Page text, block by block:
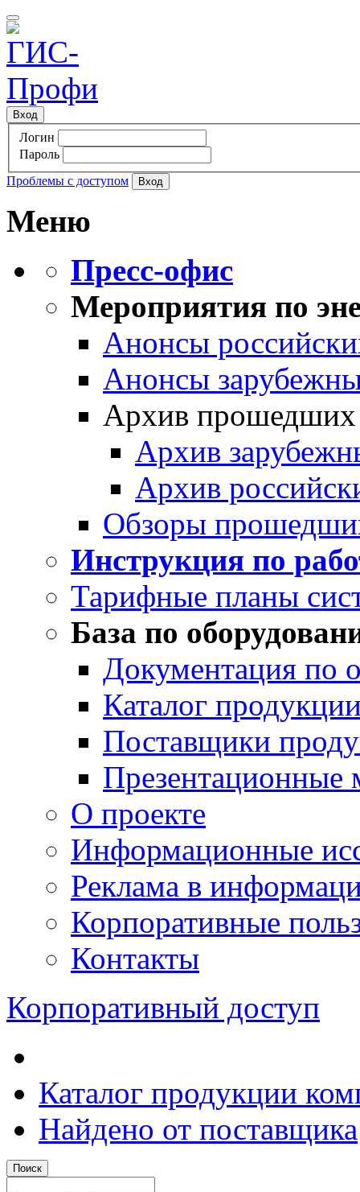
Вход
Логин
Пароль
Проблемы с доступом
Меню
Пресс-офис
Мероприятия по
Анонсы
Анонсы
Архив прошедших
Архив
Архив
Обзоры
Инструкция по
Тарифные планы
База по
Документация по
Каталог
Поставщики
Презентационные
О проекте
Информационные
Реклама в
Корпоративные
Контакты
Корпоративный доступ
Каталог продукции
Найдено от поставщика